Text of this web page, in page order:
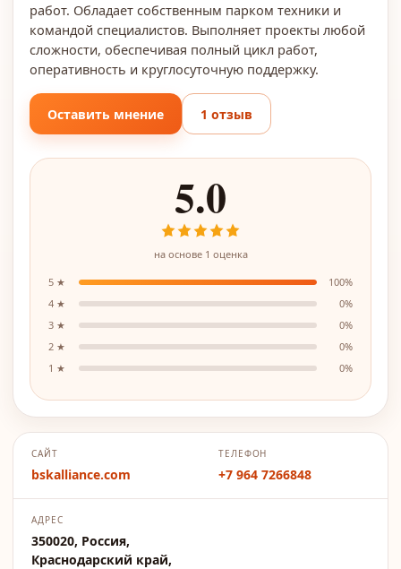
работ. Обладает собственным парком техники и
командой специалистов. Выполняет проекты любой
сложности, обеспечивая полный цикл работ,
оперативность и круглосуточную поддержку.
Оставить мнение 1 отзыв
5.0
на основе 1 оценка
5 ★ 100%
4 ★ 0%
3 ★ 0%
2 ★ 0%
1 ★ 0%
САЙТ
bskalliance.com
ТЕЛЕФОН
+7 964 7266848
АДРЕС
350020, Россия,
Краснодарский край,